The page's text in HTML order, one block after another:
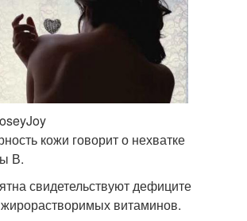
кожи говорит о нехватке
В.
свидетельствуют дефиците
витаминов.